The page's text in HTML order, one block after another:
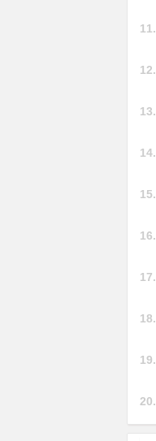
11.
12.
13.
14.
15.
16.
17.
18.
19.
20.